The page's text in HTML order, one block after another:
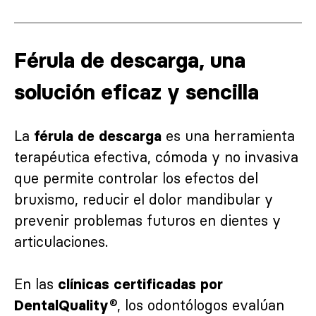
Férula de descarga, una
solución eficaz y sencilla
La férula de descarga es una herramienta
terapéutica efectiva, cómoda y no invasiva
que permite controlar los efectos del
bruxismo, reducir el dolor mandibular y
prevenir problemas futuros en dientes y
articulaciones.
En las clínicas certificadas por
DentalQuality®, los odontólogos evalúan